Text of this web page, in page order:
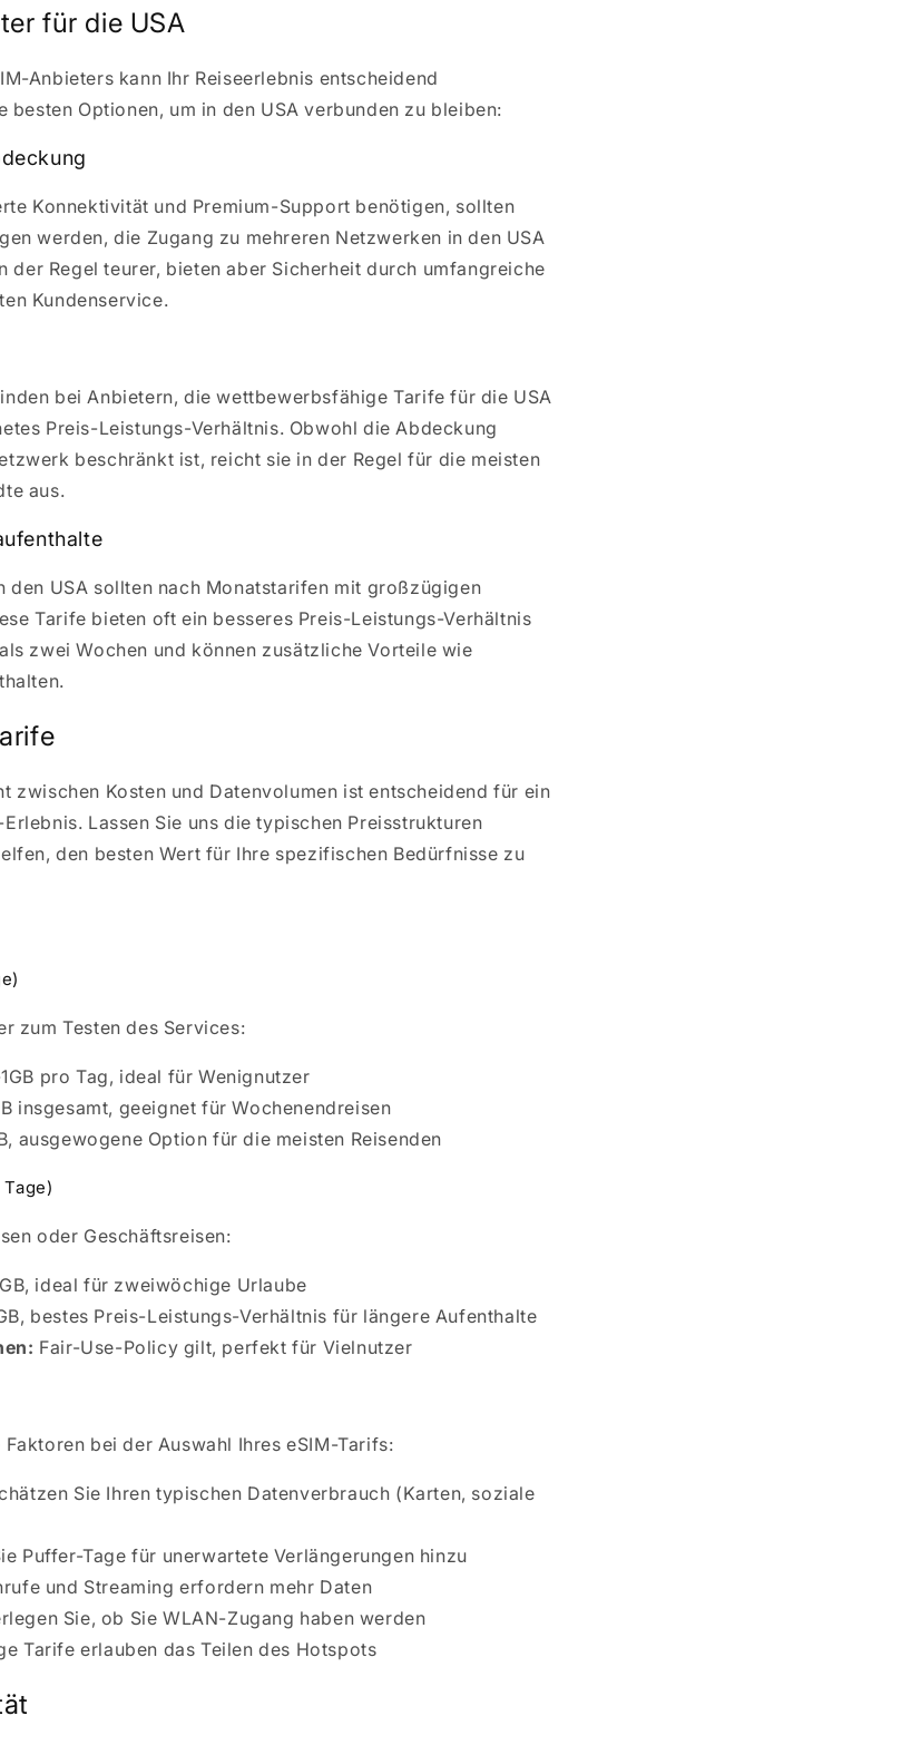
für die USA
Anbieters kann Ihr Reiseerlebnis entscheidend
besten Optionen, um in den USA verbunden zu bleiben:
Konnektivität und Premium-Support benötigen, sollten
werden, die Zugang zu mehreren Netzwerken in den USA
der Regel teurer, bieten aber Sicherheit durch umfangreiche
Kundenservice.
bei Anbietern, die wettbewerbsfähige Tarife für die USA
Preis-Leistungs-Verhältnis. Obwohl die Abdeckung
beschränkt ist, reicht sie in der Regel für die meisten
aus.
den USA sollten nach Monatstarifen mit großzügigen
Tarife bieten oft ein besseres Preis-Leistungs-Verhältnis
zwei Wochen und können zusätzliche Vorteile wie
zwischen Kosten und Datenvolumen ist entscheidend für ein
Lassen Sie uns die typischen Preisstrukturen
den besten Wert für Ihre spezifischen Bedürfnisse zu
zum Testen des Services:
pro Tag, ideal für Wenignutzer
insgesamt, geeignet für Wochenendreisen
ausgewogene Option für die meisten Reisenden
oder Geschäftsreisen:
ideal für zweiwöchige Urlaube
bestes Preis-Leistungs-Verhältnis für längere Aufenthalte
Fair-Use-Policy gilt, perfekt für Vielnutzer
bei der Auswahl Ihres eSIM-Tarifs:
Sie Ihren typischen Datenverbrauch (Karten, soziale
Puffer-Tage für unerwartete Verlängerungen hinzu
und Streaming erfordern mehr Daten
Sie, ob Sie WLAN-Zugang haben werden
Tarife erlauben das Teilen des Hotspots